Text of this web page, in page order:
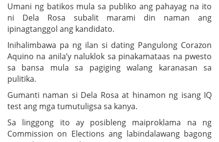
Umani ng batikos mula sa publiko ang pahayag na ito
ni Dela Rosa subalit marami din naman ang
ipinagtanggol ang kandidato.
Inihalimbawa pa ng ilan si dating Pangulong Corazon
Aquino na anila’y naluklok sa pinakamataas na pwesto
sa bansa mula sa pagiging walang karanasan sa
pulitika.
Gumanti naman si Dela Rosa at hinamon ng isang IQ
test ang mga tumutuligsa sa kanya.
Sa linggong ito ay posibleng maiproklama na ng
Commission on Elections ang labindalawang bagong